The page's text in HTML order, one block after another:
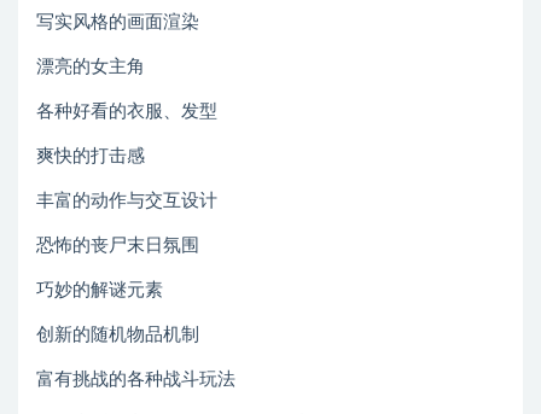
写实风格的画面渲染
漂亮的女主角
各种好看的衣服、发型
爽快的打击感
丰富的动作与交互设计
恐怖的丧尸末日氛围
巧妙的解谜元素
创新的随机物品机制
富有挑战的各种战斗玩法